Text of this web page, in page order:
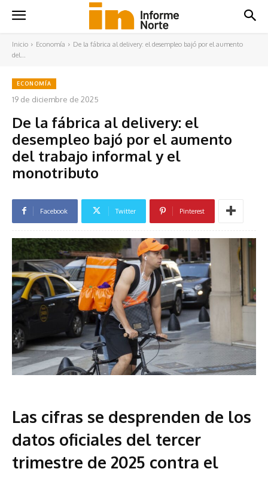
Inicio Economía
De la fábrica al delivery: el desempleo bajó por el aumento
del...
ECONOMÍA
19 de diciembre de 2025
De la fábrica al delivery: el
desempleo bajó por el aumento
del trabajo informal y el
monotributo
Facebook Twitter Pinterest
Las cifras se desprenden de los
datos oficiales del tercer
trimestre de 2025 contra el